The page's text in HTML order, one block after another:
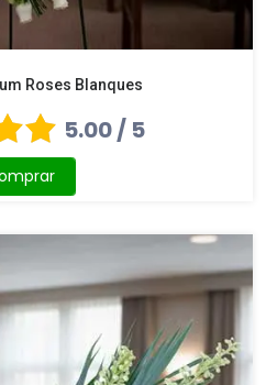
Roses Blanques
5.00 / 5